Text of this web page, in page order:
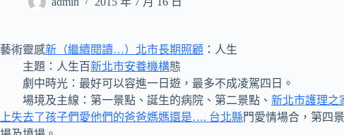
藝術靈感新（繼續閱讀…）北市長期照顧 ：人生
主題：人生百新北市安養機構態
劇中時光：最好可以容進一日遊，最多不成凌駕四日。
場境及主線：第一景點、誕生的病院、第二景點、 新北市護理之
上失去了孩子們愛他們的爸爸媽媽還是…. 台北縣門愛情場合，第四